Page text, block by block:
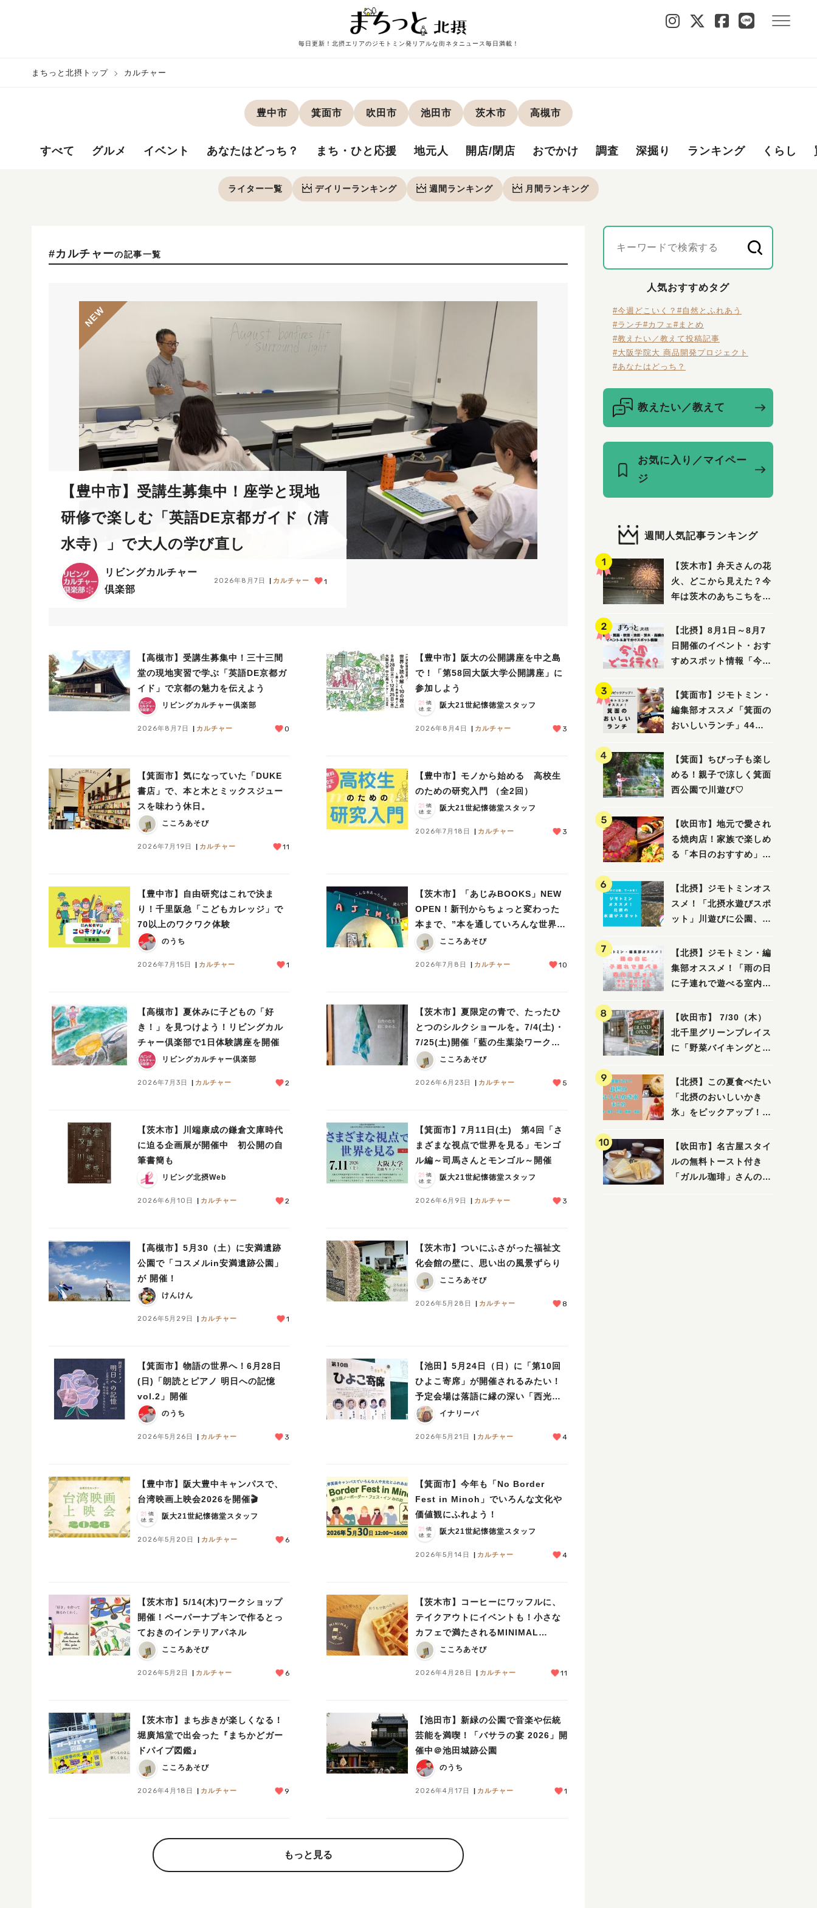
毎日更新！北摂エリアのジモトミン発リアルな街ネタニュース毎日満載！
まちっと北摂トップ カルチャー
豊中市 箕面市 吹田市 池田市 茨木市 高槻市
すべて グルメ イベント あなたはどっち？ まち・ひと応援 地元人 開店/閉店 おでかけ 調査 深掘り ランキング くらし
ライター一覧 デイリーランキング 週間 ランキング 月間 ランキング
#カルチャーの記事一覧
【豊中市】受講生募集中！座学と現地
研修で楽しむ「英語DE京都ガイド（清
水寺）」で大人の学び直し
リビングカルチャー
倶楽部
2026年8月7日 カルチャー 1
【高槻市】受講生募集中！三十三間
堂の現地実習で学ぶ「英語DE京都ガ
イド」で京都の魅力を伝えよう
リビングカルチャー倶楽部
2026年8月7日 カルチャー 0
【豊中市】阪大の公開講座を中之島
で！「第58回大阪大学公開講座」に
参加しよう
阪大21世紀懐徳堂スタッフ
2026年8月4日 カルチャー 3
【箕面市】気になっていた「DUKE
書店」で、本と木とミックスジュー
スを味わう休日。
こころあそび
2026年7月19日 カルチャー 11
【豊中市】モノから始める 高校生
のための研究入門 （全2回）
阪大21世紀懐徳堂スタッフ
2026年7月18日 カルチャー 3
【豊中市】自由研究はこれで決ま
り！千里阪急「こどもカレッジ」で
70以上のワクワク体験
のうち
2026年7月15日 カルチャー 1
【茨木市】「あじみBOOKS」NEW
OPEN！新刊からちょっと変わった
本まで、”本を通していろんな世界を
あじみする” 本屋さん
こころあそび
2026年7月8日 カルチャー 10
【高槻市】夏休みに子どもの「好
き！」を見つけよう！リビングカル
チャー倶楽部で1日体験講座を開催
リビングカルチャー倶楽部
2026年7月3日 カルチャー 2
【茨木市】夏限定の青で、たったひ
とつのシルクショールを。7/4(土)・
7/25(土)開催「藍の生葉染ワークシ
ョップ」こころあそび
2026年6月23日 カルチャー 5
【茨木市】川端康成の鎌倉文庫時代
に迫る企画展が開催中 初公開の自
筆書簡も
リビング北摂Web
2026年6月10日 カルチャー 2
【箕面市】7月11日(土) 第4回「さ
まざまな視点で世界を見る」モンゴ
ル編～司馬さんとモンゴル～開催
阪大21世紀懐徳堂スタッフ
2026年6月9日 カルチャー 3
【高槻市】5月30（土）に安満遺跡
公園で「コスメルin安満遺跡公園」
が 開催！
けんけん
2026年5月29日 カルチャー 1
【茨木市】ついにふさがった福祉文
化会館の壁に、思い出の風景ずらり
こころあそび
2026年5月28日 カルチャー 8
【箕面市】物語の世界へ！6月28日
(日)「朗読とピアノ 明日への記憶
vol.2」開催
のうち
2026年5月26日 カルチャー 3
【池田】5月24日（日）に「第10回
ひよこ寄席」が開催されるみたい！
予定会場は落語に縁の深い「西光
寺」さんです♪
イナリーバ
2026年5月21日 カルチャー 4
【豊中市】阪大豊中キャンパスで、
台湾映画上映会2026を開催🎬
阪大21世紀懐徳堂スタッフ
2026年5月20日 カルチャー 6
【箕面市】今年も「No Border
Fest in Minoh」でいろんな文化や
価値観にふれよう！
阪大21世紀懐徳堂スタッフ
2026年5月14日 カルチャー 4
【茨木市】5/14(木)ワークショップ
開催！ペーパーナプキンで作るとっ
ておきのインテリアパネル
こころあそび
2026年5月2日 カルチャー 6
【茨木市】コーヒーにワッフルに、
テイクアウトにイベントも！小さな
カフェで満たされるMINIMAL
COFFEE＆WAFFLE
こころあそび
2026年4月28日 カルチャー 11
【茨木市】まち歩きが楽しくなる！
堀廣旭堂で出会った『まちかどガー
ドパイプ図鑑』
こころあそび
2026年4月18日 カルチャー 9
【池田市】新緑の公園で音楽や伝統
芸能を満喫！「バサラの宴 2026」開
催中＠池田城跡公園
のうち
2026年4月17日 カルチャー 1
もっと見る
人気おすすめタグ
#今週どこいく？ #自然とふれあう
#ランチ#カフェ #まとめ
#教えたい／教えて投稿記事
#大阪学院大 商品開発プロジェクト
#あなたはどっち？
教えたい／教えて
お気に入り／マイペー
ジ
週間人気記事ランキング
【茨木市】弁天さんの花
火、どこから見えた？今
年は茨木のあちこちを巡
【北摂】8月1日～8月7
日開催のイベント・おす
すめスポット情報「今週
面・吹田・池田・茨木・
高槻）
【箕面市】ジモトミン・
編集部オススメ「箕面の
おいしいランチ」44
から穴場まで！〜
【箕面】ちびっ子も楽し
める！親子で涼しく箕面
西公園で川遊び♡
【吹田市】地元で愛され
る焼肉店！家族で楽しめ
る「本日のおすすめ」で
【北摂】ジモトミンオス
スメ！「北摂水遊びスポ
ット」川遊びに公園、プ
吹田・茨木・高槻）
【北摂】ジモトミン・編
集部オススメ！「雨の日
に子連れで遊べる室内ス
箕面・吹田・豊中・茨
木・池田）
【吹田市】 7/30（木）
北千里グリーンプレイス
に「野菜バイキングと飲
里店」がオープン予定！
【北摂】この夏食べたい
「北摂のおいしいかき
氷」をピックアップ！
面・池田）
【吹田市】名古屋スタイ
ルの無料トースト付き
「ガルル珈琲」さんのお